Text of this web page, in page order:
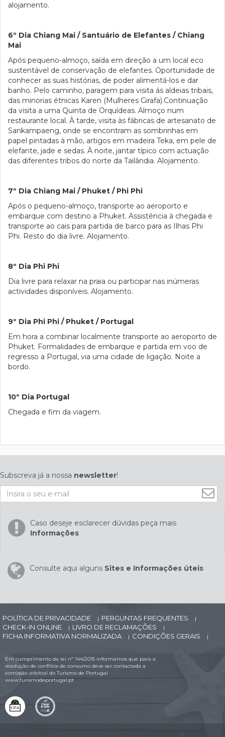
alojamento.
6º Dia Chiang Mai / Santuário de Elefantes / Chiang
Mai
Após pequeno-almoço, saída em direção a um local eco
sustentável de conservação de elefantes. Oportunidade de
conhecer as suas histórias, de poder alimentá-los e dar
banho. Pelo caminho, paragem para visita ás aldeias tribais,
das minorias étnicas Karen (Mulheres Girafa).Continuação
da visita a uma Quinta de Orquídeas. Almoço num
restaurante local. À tarde, visita às fábricas de artesanato de
Sankampaeng, onde se encontram as sombrinhas em
papel pintadas à mão, artigos em madeira Teka, em pele de
elefante, jade e sedas. À noite, jantar típico com actuação
das diferentes tribos do norte da Tailândia. Alojamento.
7º Dia Chiang Mai / Phuket / Phi Phi
Após o pequeno-almoço, transporte ao aeroporto e
embarque com destino a Phuket. Assistência à chegada e
transporte ao cais para partida de barco para as Ilhas Phi
Phi. Resto do dia livre. Alojamento.
8º Dia Phi Phi
Dia livre para relaxar na praia ou participar nas inúmeras
actividades disponíveis. Alojamento.
9º Dia Phi Phi / Phuket / Portugal
Em hora a combinar localmente transporte ao aeroporto de
Phuket. Formalidades de embarque e partida em voo de
regresso a Portugal, via uma cidade de ligação. Noite a
bordo.
10º Dia Portugal
Chegada e fim da viagem.
Subscreva já a nossa newsletter!
Caso deseje esclarecer dúvidas peça mais
Informações
Consulte aqui alguns Sites e Informações úteis
POLÍTICA DE PRIVACIDADE | PERGUNTAS FREQUENTES |
CHECK-IN ONLINE | LIVRO DE RECLAMAÇÕES |
FICHA INFORMATIVA NORMALIZADA | CONDIÇÕES GERAIS |
Em cumprimento da lei nº 144/2015 informamos que para a
resolução de conflitos de consumo deve ser contactada a
comissão arbitral do Turismo de Portugal
www.turismodeportugal.pt